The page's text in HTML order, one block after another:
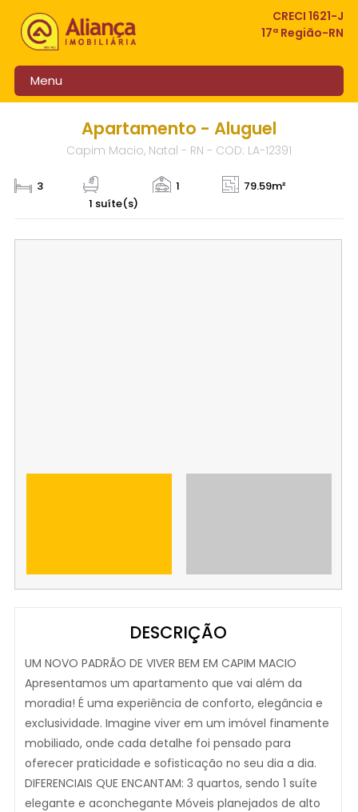
CRECI 1621-J
17ª Região-RN
Menu
Apartamento - Aluguel
Capim Macio, Natal - RN - COD: LA-12391
3
1 suíte(s)
1 79.59m²
DESCRIÇÃO
UM NOVO PADRÃO DE VIVER BEM EM CAPIM MACIO
Apresentamos um apartamento que vai além da
moradia! É uma experiência de conforto, elegância e
exclusividade. Imagine viver em um imóvel finamente
mobiliado, onde cada detalhe foi pensado para
oferecer praticidade e sofisticação no seu dia a dia.
DIFERENCIAIS QUE ENCANTAM: 3 quartos, sendo 1 suíte
elegante e aconchegante Móveis planejados de alto